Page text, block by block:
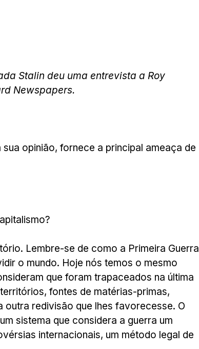
Stalin deu uma entrevista a Roy
Newspapers.
opinião, fornece a principal ameaça de
Lembre-se de como a Primeira Guerra
o mundo. Hoje nós temos o mesmo
que foram trapaceados na última
fontes de matérias-primas,
outra redivisão que lhes favorecesse. O
sistema que considera a guerra um
internacionais, um método legal de